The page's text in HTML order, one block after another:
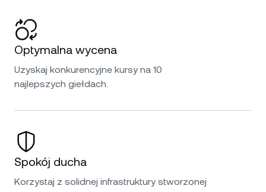
Optymalna wycena
Uzyskaj konkurencyjne kursy na 10
najlepszych giełdach.
Spokój ducha
Korzystaj z solidnej infrastruktury stworzonej